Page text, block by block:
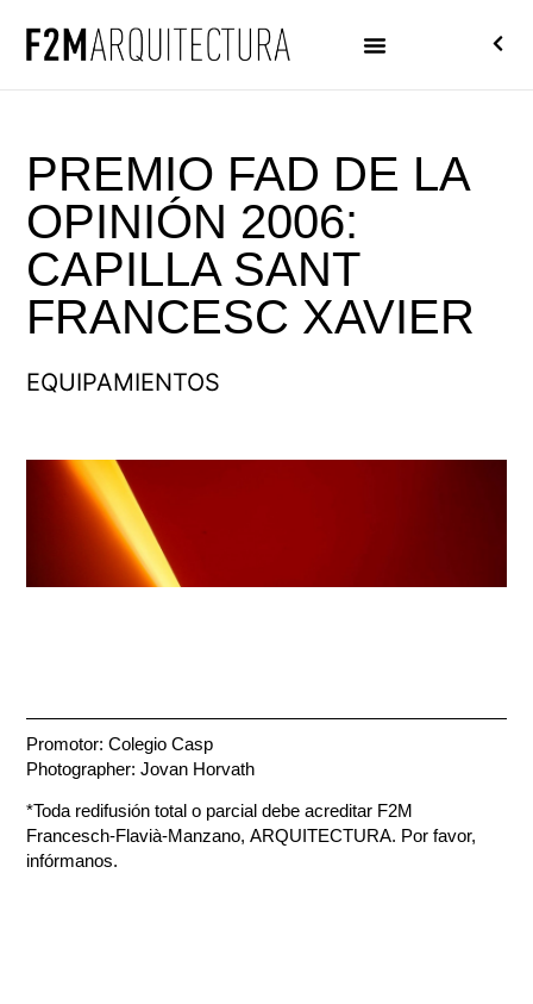
PREMIO FAD DE LA
OPINIÓN 2006:
CAPILLA SANT
FRANCESC XAVIER
EQUIPAMIENTOS
Promotor: Colegio Casp
Photographer: Jovan Horvath
*Toda redifusión total o parcial debe acreditar F2M
Francesch-Flavià-Manzano, ARQUITECTURA. Por favor,
infórmanos.